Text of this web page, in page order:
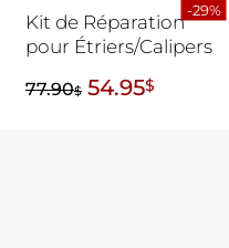
Kit de Réparation
pour Étriers/Calipers
77.90$ 54.95$
-29%